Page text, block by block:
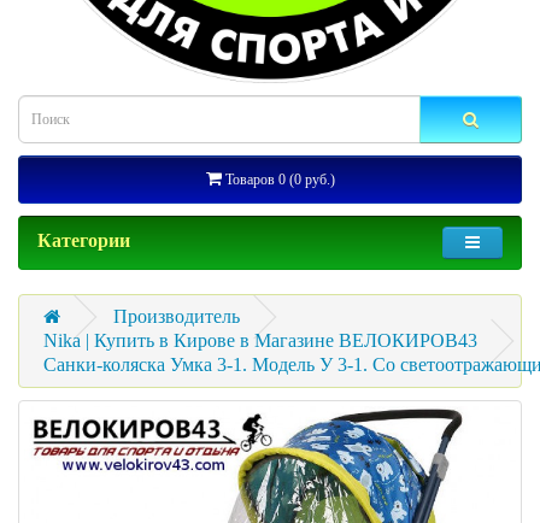
Товаров 0 (0 руб.)
Категории
Производитель
Nika | Купить в Кирове в Магазине ВЕЛОКИРОВ43
Санки-коляска Умка 3-1. Модель У 3-1. Со